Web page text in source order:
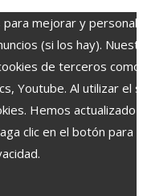
mejorar y
(si los hay).
de terceros como
Youtube. Al utilizar el
Hemos actualizado
clic en el botón para